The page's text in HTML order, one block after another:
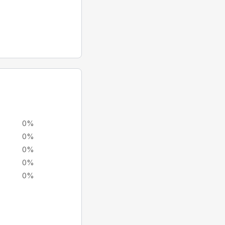
0%
0%
0%
0%
0%